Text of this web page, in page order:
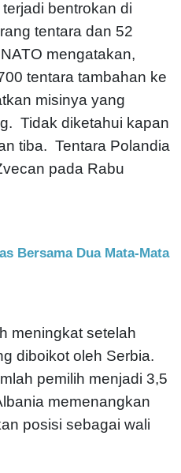
bentrokan di
tentara dan 52
mengatakan,
tentara tambahan ke
misinya yang
Tidak diketahui kapan
tiba. Tentara Polandia
pada Rabu
Bersama Dua Mata-Mata
meningkat setelah
diboikot oleh Serbia.
pemilih menjadi 3,5
memenangkan
posisi sebagai wali